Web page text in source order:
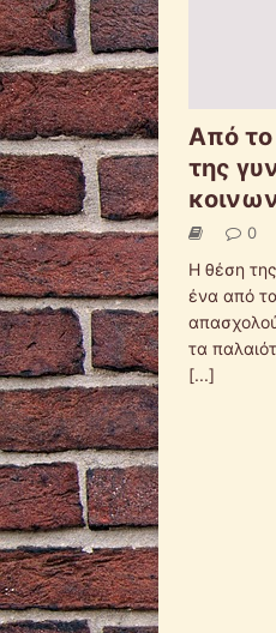
Από το
της
0
Η θέση
ένα από
τα
[...]